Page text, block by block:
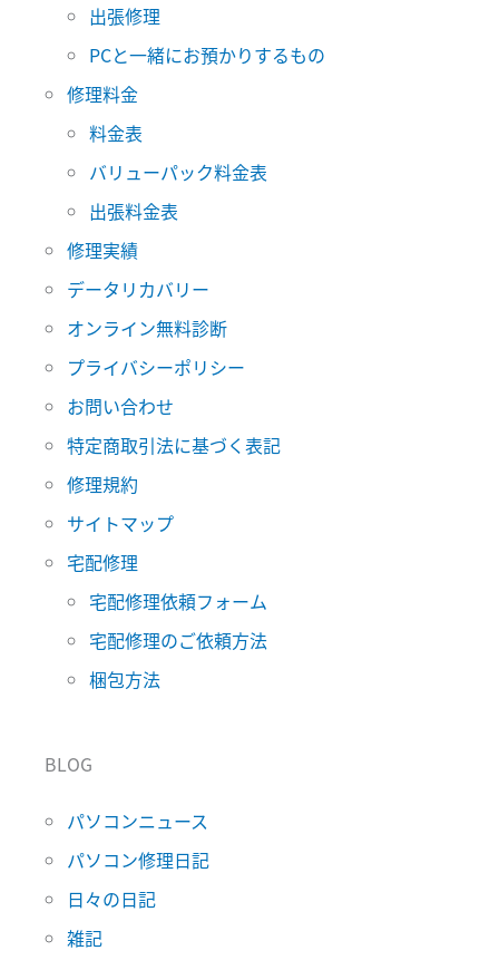
出張修理
PCと一緒にお預かりするもの
修理料金
料金表
バリューパック料金表
出張料金表
修理実績
データリカバリー
オンライン無料診断
プライバシーポリシー
お問い合わせ
特定商取引法に基づく表記
修理規約
サイトマップ
宅配修理
宅配修理依頼フォーム
宅配修理のご依頼方法
梱包方法
BLOG
パソコンニュース
パソコン修理日記
日々の日記
雑記